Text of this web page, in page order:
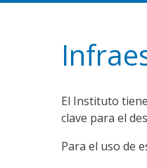
El Instituto
clave para el
Para el uso de